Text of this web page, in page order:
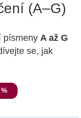
(A–G)
písmeny A až G
se, jak